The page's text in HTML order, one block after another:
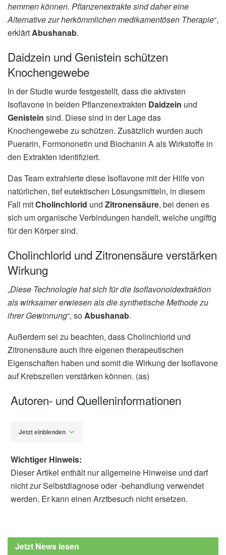
hemmen können. Pflanzenextrakte sind daher eine
Alternative zur herkömmlichen medikamentösen Therapie“,
erklärtAbushanab.
Daidzein und Genistein schützen
Knochengewebe
In der Studie wurde festgestellt, dass die aktivsten
Isoflavone in beiden Pflanzenextrakten Daidzein und
Genistein sind. Diese sind in der Lage das
Knochengewebe zu schützen. Zusätzlich wurden auch
Puerarin, Formononetin und Biochanin A als Wirkstoffe in
den Extrakten identifiziert.
Das Team extrahierte diese Isoflavone mit der Hilfe von
natürlichen, tief eutektischen Lösungsmitteln, in diesem
Fall mitCholinchlorid und Zitronensäure, bei denen es
sich um organische Verbindungen handelt, welche ungiftig
für den Körper sind.
Cholinchlorid und Zitronensäure verstärken
Wirkung
„Diese Technologie hat sich für die Isoflavonoidextraktion
als wirksamer erwiesen als die synthetische Methode zu
ihrer Gewinnung“, soAbushanab.
Außerdem sei zu beachten, dass Cholinchlorid und
Zitronensäure auch ihre eigenen therapeutischen
Eigenschaften haben und somit die Wirkung der Isoflavone
auf Krebszellen verstärken können. (as)
Autoren- und Quelleninformationen
Jetzt einblenden
Grigory P. Slesarev, Vsevolod V. Melekhin,
Anna V. Shcheglova, et al.: Antioxidant and
Wichtiger Hinweis:
Dieser Artikel enthält nur allgemeine Hinweise und darf
nicht zur Selbstdiagnose oder -behandlung verwendet
werden. Er kann einen Arztbesuch nicht ersetzen.
Jetzt News lesen